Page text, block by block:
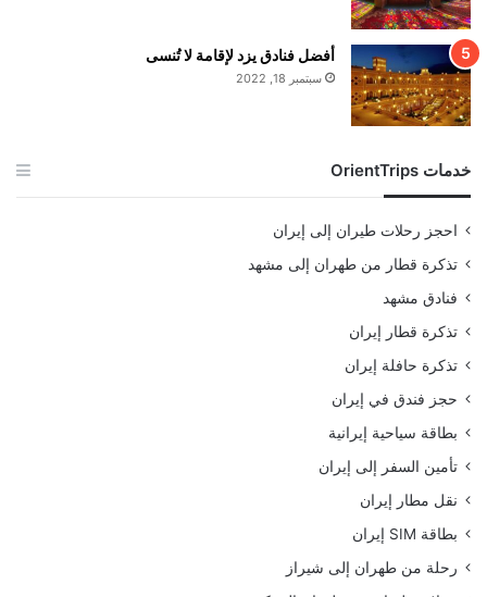
أفضل فنادق يزد لإقامة لا تُنسى
سبتمبر 18, 2022
خدمات OrientTrips
احجز رحلات طيران إلى إيران
تذكرة قطار من طهران إلى مشهد
فنادق مشهد
تذكرة قطار إيران
تذكرة حافلة إيران
حجز فندق في إيران
بطاقة سياحية إيرانية
تأمين السفر إلى إيران
نقل مطار إيران
بطاقة SIM إيران
رحلة من طهران إلى شيراز